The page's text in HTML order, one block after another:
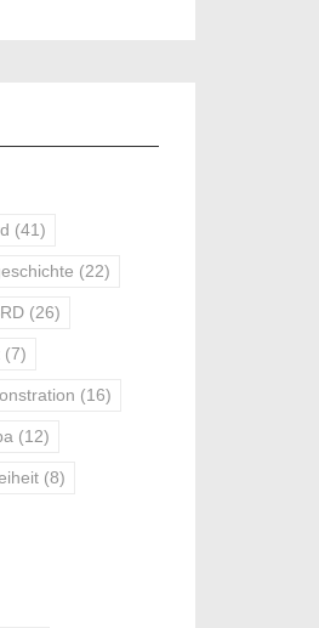
(41)
(22)
(26)
(7)
(16)
(12)
(8)